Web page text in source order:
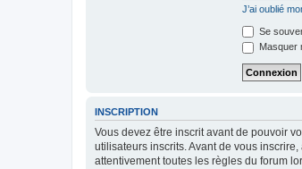
J’ai oublié
Se
Masquer
INSCRIPTION
Vous devez être inscrit avant de pouvoir
utilisateurs inscrits. Avant de vous
attentivement toutes les règles du forum